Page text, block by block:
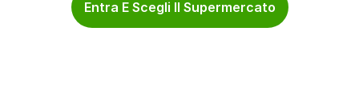
Entra E Scegli Il Supermercato